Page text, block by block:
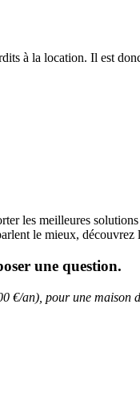
à la location. Il est
les meilleures
le mieux, découvrez
une question.
an), pour une maison